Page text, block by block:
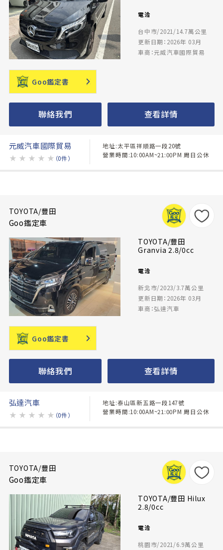
電洽
台中市/2021/14.7萬公里
更新日期：2026年 03月
車商：元威汽車國際貿易
Goo鑑定書
聯絡我們 查看詳情
元威汽車國際貿易
★ ★ ★ ★ ★ （0件）
地址:太平區祥順路一段20號
營業時間:10:00AM~21:00PM 周日公休
TOYOTA/豐田
Goo鑑定車
TOYOTA/豐田
Granvia 2.8/0cc
電洽
新北市/2023/3.7萬公里
更新日期：2026年 03月
車商：弘達汽車
Goo鑑定書
聯絡我們 查看詳情
弘達汽車
★ ★ ★ ★ ★ （0件）
地址:泰山區新五路一段147號
營業時間:10:00AM~21:00PM 周日公休
TOYOTA/豐田
Goo鑑定車
TOYOTA/豐田 Hilux
2.8/0cc
電洽
桃園市/2021/6.9萬公里